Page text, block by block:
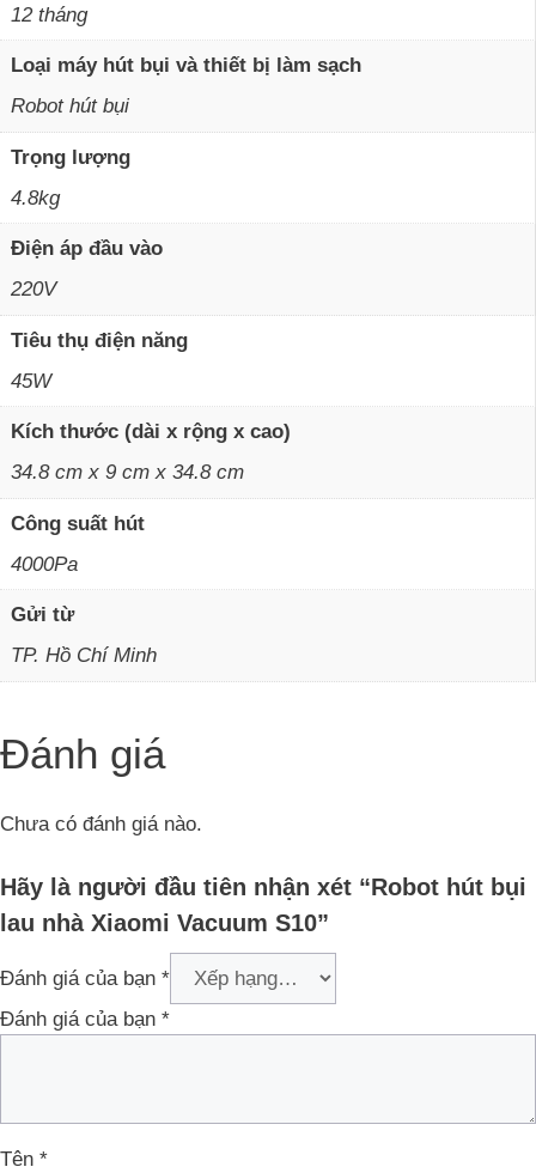
12 tháng
Loại máy hút bụi và thiết bị làm sạch
Robot hút bụi
Trọng lượng
4.8kg
Điện áp đầu vào
220V
Tiêu thụ điện năng
45W
Kích thước (dài x rộng x cao)
34.8 cm x 9 cm x 34.8 cm
Công suất hút
4000Pa
Gửi từ
TP. Hồ Chí Minh
Đánh giá
Chưa có đánh giá nào.
Hãy là người đầu tiên nhận xét “Robot hút bụi
lau nhà Xiaomi Vacuum S10”
Đánh giá của bạn *
Đánh giá của bạn *
Tên *